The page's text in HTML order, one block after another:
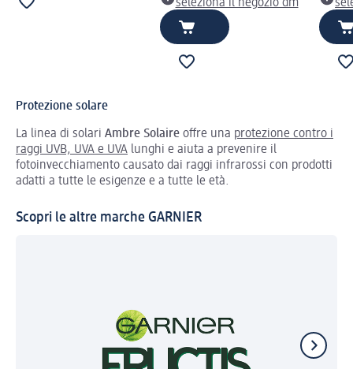
seleziona il negozio dm
Protezione solare
La linea di solari Ambre Solaire offre una protezione contro i
raggi UVB, UVA e UVA lunghi e aiuta a prevenire il
fotoinvecchiamento causato dai raggi infrarossi con prodotti
adatti a tutte le esigenze e a tutte le età.
Scopri le altre marche GARNIER